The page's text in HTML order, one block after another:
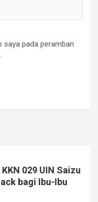
saya pada peramban
029 UIN Saizu
bagi Ibu-Ibu